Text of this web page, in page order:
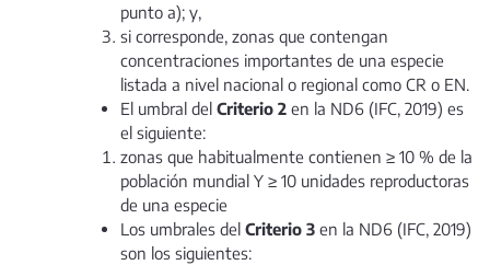
punto a); y,
si corresponde, zonas que contengan
concentraciones importantes de una especie
listada a nivel nacional o regional como CR o EN.
El umbral del Criterio 2 en la ND6 (IFC, 2019) es
el siguiente:
zonas que habitualmente contienen ≥ 10 % de la
población mundial Y ≥ 10 unidades reproductoras
de una especie
Los umbrales del Criterio 3 en la ND6 (IFC, 2019)
son los siguientes: